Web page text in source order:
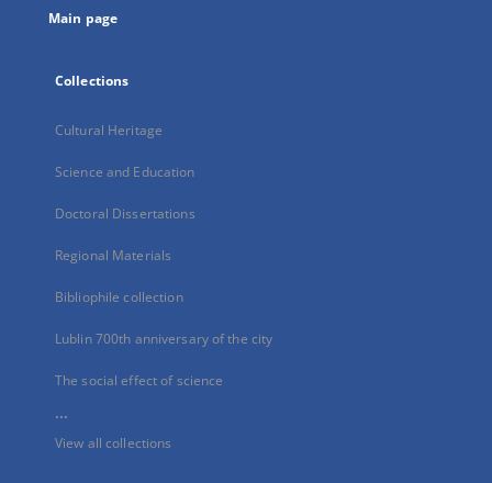
Main page
Collections
Cultural Heritage
Science and Education
Doctoral Dissertations
Regional Materials
Bibliophile collection
Lublin 700th anniversary of the city
The social effect of science
...
View all collections